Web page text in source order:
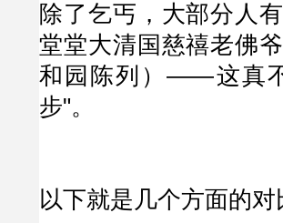
除了乞丐，大部分人
堂堂大清国慈禧老佛
和园陈列）——这真
步"。
以下就是几个方面的对